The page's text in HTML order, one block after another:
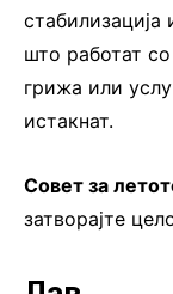
што работат
грижа или
истакнат.
Совет за
затворајте